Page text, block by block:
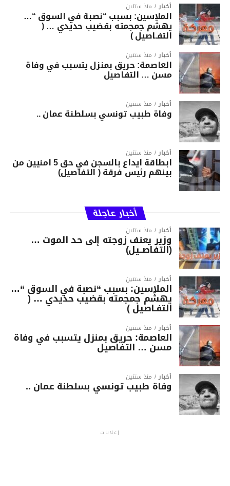
أخبار منذ سنتين
الملاسين: بسبب “نصبة في السوق “…
يهشّم جمجمته بقضيب حديدي … (
التفـاصيل )
أخبار منذ سنتين
العاصمة: حريق بمنزل يتسبب في وفاة
مسن … التفاصيل
أخبار منذ سنتين
وفاة طبيب تونسي بسلطنة عمان ..
أخبار منذ سنتين
ابطاقة ايداع بالسجن في حق 5 امنيين من
بينهم رئيس فرقة ( التفاصيل)
أخبار عاجلة
أخبار منذ سنتين
وزير يعنف زوجته إلى حد الموت …
(التفاصــيل)
أخبار منذ سنتين
الملاسين: بسبب “نصبة في السوق “…
يهشّم جمجمته بقضيب حديدي … (
التفـاصيل )
أخبار منذ سنتين
العاصمة: حريق بمنزل يتسبب في وفاة
مسن … التفاصيل
أخبار منذ سنتين
وفاة طبيب تونسي بسلطنة عمان ..
إعلانات